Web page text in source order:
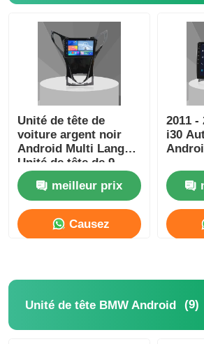
Unité de tête de
voiture argent noir
Android Multi Langue
Unité de tête de 9
pouces Pour
HYUNDAI AZERA
2011-2012
meilleur prix
Causez
2011 -
i30
Unité de tête BMW Android (9)